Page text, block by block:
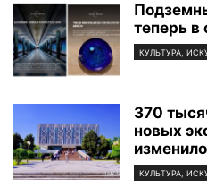
теперь
КУЛЬТУРА,
370
новых
КУЛЬТУРА,